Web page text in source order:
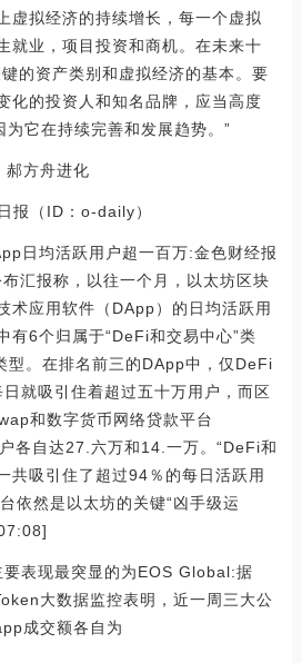
虚拟经济的持续增长，每一个虚拟
就业，项目投资和商机。在未来十
的资产类别和虚拟经济的基本。要
化的投资人和知名品牌，应当高度
它在持续完善和发展趋势。”
方舟进化
报（ID：o-daily）
日均活跃用户超一百万:金色财经报
汇报称，以往一个月，以太坊区块
术应用软件（DApp）的日均活跃用
有6个归属于“DeFi和交易中心”类
型。在排名前三的DApp中，仅DeFi
就吸引住着超过五十万用户，而区
和数字货币网络贷款平台
各自达27.六万和14.一万。“DeFi和
共吸引住了超过94％的每日活跃用
依然是以太坊的关键“凶手级运
表现最突显的为EOS Global:据
大数据监控表明，近一周三大公
成交额各自为